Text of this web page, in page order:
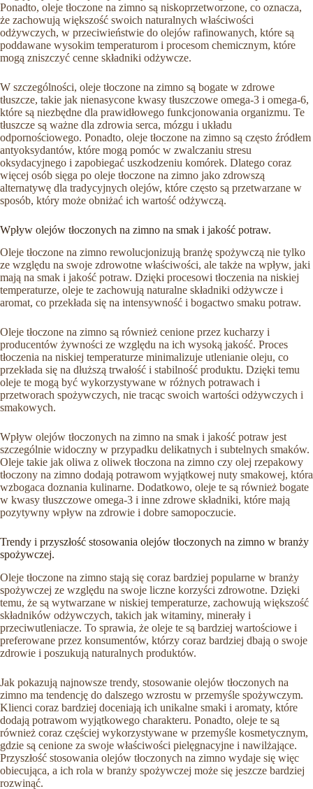
Ponadto, oleje tłoczone na zimno są niskoprzetworzone, co oznacza,
że zachowują większość swoich naturalnych właściwości
odżywczych, w przeciwieństwie do olejów rafinowanych, które są
poddawane wysokim temperaturom i procesom chemicznym, które
mogą zniszczyć cenne składniki odżywcze.
W szczególności, oleje tłoczone na zimno są bogate w zdrowe
tłuszcze, takie jak nienasycone kwasy tłuszczowe omega-3 i omega-6,
które są niezbędne dla prawidłowego funkcjonowania organizmu. Te
tłuszcze są ważne dla zdrowia serca, mózgu i układu
odpornościowego. Ponadto, oleje tłoczone na zimno są często źródłem
antyoksydantów, które mogą pomóc w zwalczaniu stresu
oksydacyjnego i zapobiegać uszkodzeniu komórek. Dlatego coraz
więcej osób sięga po oleje tłoczone na zimno jako zdrowszą
alternatywę dla tradycyjnych olejów, które często są przetwarzane w
sposób, który może obniżać ich wartość odżywczą.
Wpływ olejów tłoczonych na zimno na smak i jakość potraw.
Oleje tłoczone na zimno rewolucjonizują branżę spożywczą nie tylko
ze względu na swoje zdrowotne właściwości, ale także na wpływ, jaki
mają na smak i jakość potraw. Dzięki procesowi tłoczenia na niskiej
temperaturze, oleje te zachowują naturalne składniki odżywcze i
aromat, co przekłada się na intensywność i bogactwo smaku potraw.
Oleje tłoczone na zimno są również cenione przez kucharzy i
producentów żywności ze względu na ich wysoką jakość. Proces
tłoczenia na niskiej temperaturze minimalizuje utlenianie oleju, co
przekłada się na dłuższą trwałość i stabilność produktu. Dzięki temu
oleje te mogą być wykorzystywane w różnych potrawach i
przetworach spożywczych, nie tracąc swoich wartości odżywczych i
smakowych.
Wpływ olejów tłoczonych na zimno na smak i jakość potraw jest
szczególnie widoczny w przypadku delikatnych i subtelnych smaków.
Oleje takie jak oliwa z oliwek tłoczona na zimno czy olej rzepakowy
tłoczony na zimno dodają potrawom wyjątkowej nuty smakowej, która
wzbogaca doznania kulinarne. Dodatkowo, oleje te są również bogate
w kwasy tłuszczowe omega-3 i inne zdrowe składniki, które mają
pozytywny wpływ na zdrowie i dobre samopoczucie.
Trendy i przyszłość stosowania olejów tłoczonych na zimno w branży
spożywczej.
Oleje tłoczone na zimno stają się coraz bardziej popularne w branży
spożywczej ze względu na swoje liczne korzyści zdrowotne. Dzięki
temu, że są wytwarzane w niskiej temperaturze, zachowują większość
składników odżywczych, takich jak witaminy, minerały i
przeciwutleniacze. To sprawia, że oleje te są bardziej wartościowe i
preferowane przez konsumentów, którzy coraz bardziej dbają o swoje
zdrowie i poszukują naturalnych produktów.
Jak pokazują najnowsze trendy, stosowanie olejów tłoczonych na
zimno ma tendencję do dalszego wzrostu w przemyśle spożywczym.
Klienci coraz bardziej doceniają ich unikalne smaki i aromaty, które
dodają potrawom wyjątkowego charakteru. Ponadto, oleje te są
również coraz częściej wykorzystywane w przemyśle kosmetycznym,
gdzie są cenione za swoje właściwości pielęgnacyjne i nawilżające.
Przyszłość stosowania olejów tłoczonych na zimno wydaje się więc
obiecująca, a ich rola w branży spożywczej może się jeszcze bardziej
rozwinąć.